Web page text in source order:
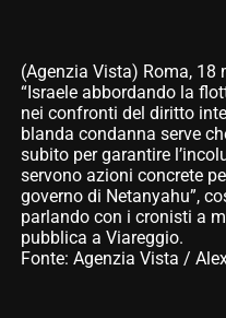
(Agenzia Vista) Roma, 18
“Israele abbordando la
nei confronti del diritto
blanda condanna serve
subito per garantire
servono azioni concrete
governo di Netanyahu”,
parlando con i cronisti a
pubblica a Viareggio.
Fonte: Agenzia Vista /